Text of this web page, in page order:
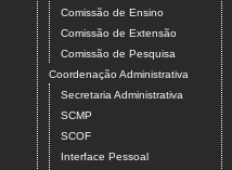
Comissão de Ensino
Comissão de Extensão
Comissão de Pesquisa
Coordenação Administrativa
Secretaria Administrativa
SCMP
SCOF
Interface Pessoal